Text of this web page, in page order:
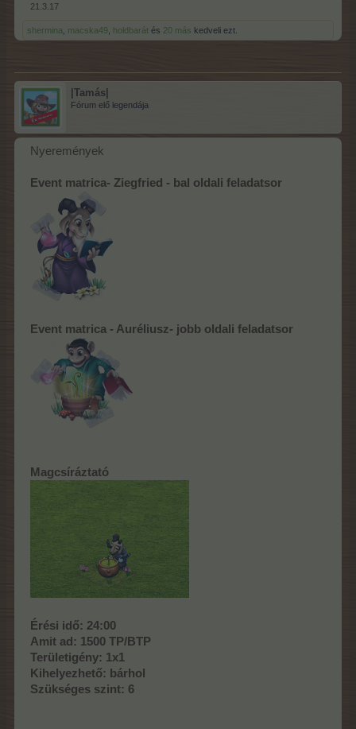
21.3.17
shermina macska49 holdbarát és 20 más kedveli ezt.
|Tamás|
Fórum elő legendája
Nyeremények
Event matrica- Ziegfried - bal oldali feladatsor
Event matrica - Auréliusz- jobb oldali feladatsor
Magcsíráztató
Érési idő: 24:00
Amit ad: 1500 TP/BTP
Területigény: 1x1
Kihelyezhető: bárhol
Szükséges szint: 6